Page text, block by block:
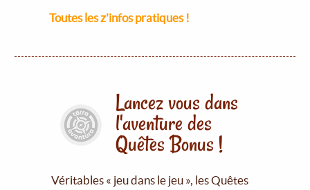
Toutes les z'infos pratiques !
Lancez vous dans
l'aventure des
Quêtes Bonus !
Véritables « jeu dans le jeu », les Quêtes